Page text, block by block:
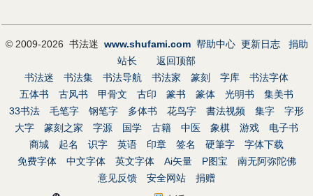
© 2009-2026 书法迷 www.shufami.com 帮助中心 更新日志
捐助
站长
返回顶部
书法迷
书法集 书法导航 书法家 篆刻 字库
书法字体
五体书
古风书 甲骨文 古印 篆书 篆体 光明书
集美书
33书法
毛笔字 钢笔字 多体书 花鸟字 書法视频 集字
字形
大字
篆刻之家 字源 国学 古籍 中医 象棋 游戏
电子书
商城
起名 识字 英语 印章 签名 硬筆字
字体下载
免费字体
中文字体 英文字体 Ai矢量 P图宝
南无阿弥陀佛
意见反馈
安全网站
捐赠